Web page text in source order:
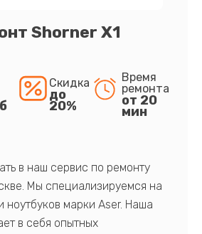
Shorner X1
Скидка
до
20%
Время
ремонта
от 20
мин
в наш сервис по ремонту
Мы специализируемся на
ноутбуков марки Aser. Наша
в себя опытных